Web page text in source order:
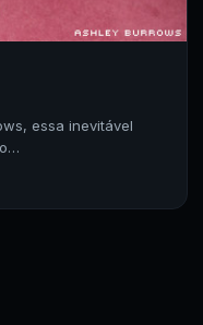
essa inevitável